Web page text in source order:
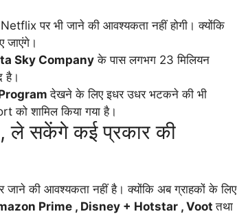
पर भी जाने की आवश्यकता नहीं होगी। क्योंकि
जाएंगे।
Sky Companyके पास लगभग 23 मिलियन
है।
देखने के लिए इधर उधर भटकने की भी
को शामिल किया गया है।
सकेंगे कई प्रकार की
जाने की आवश्यकता नहीं है। क्योंकि अब ग्राहकों के लिए
Prime , Disney + Hotstar , Vootतथा